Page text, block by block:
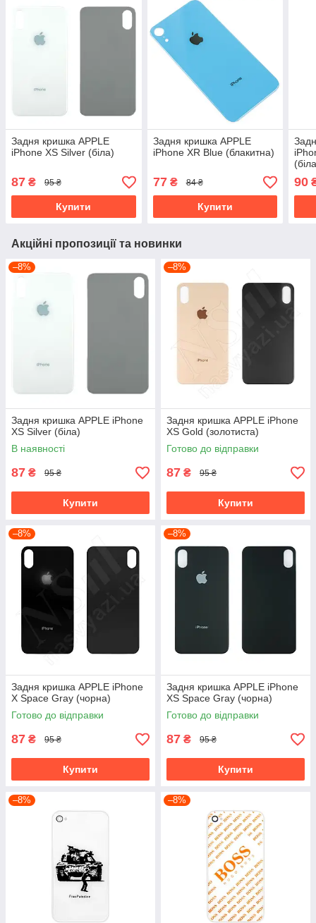
Задня кришка APPLE
iPhone XS Silver (біла)
87 ₴ 95 ₴
Купити
Задня кришка APPLE
iPhone XR Blue (блакитна)
77₴ 84 ₴
Купити
90
Акційні пропозиції та новинки
–8%
Задня кришка APPLE iPhone
XS Silver (біла)
В наявності
87 ₴ 95 ₴
Купити
–8%
Задня кришка APPLE iPhone
XS Gold (золотиста)
Готово до відправки
87 ₴ 95 ₴
Купити
–8%
Задня кришка APPLE iPhone
X Space Gray (чорна)
Готово до відправки
87 ₴ 95 ₴
Купити
–8%
Задня кришка APPLE iPhone
XS Space Gray (чорна)
Готово до відправки
87 ₴ 95 ₴
Купити
–8% –8%